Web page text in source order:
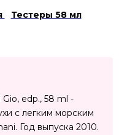
Тестеры 58 мл
edp., 58 ml -
с легким морским
Год выпуска 2010.